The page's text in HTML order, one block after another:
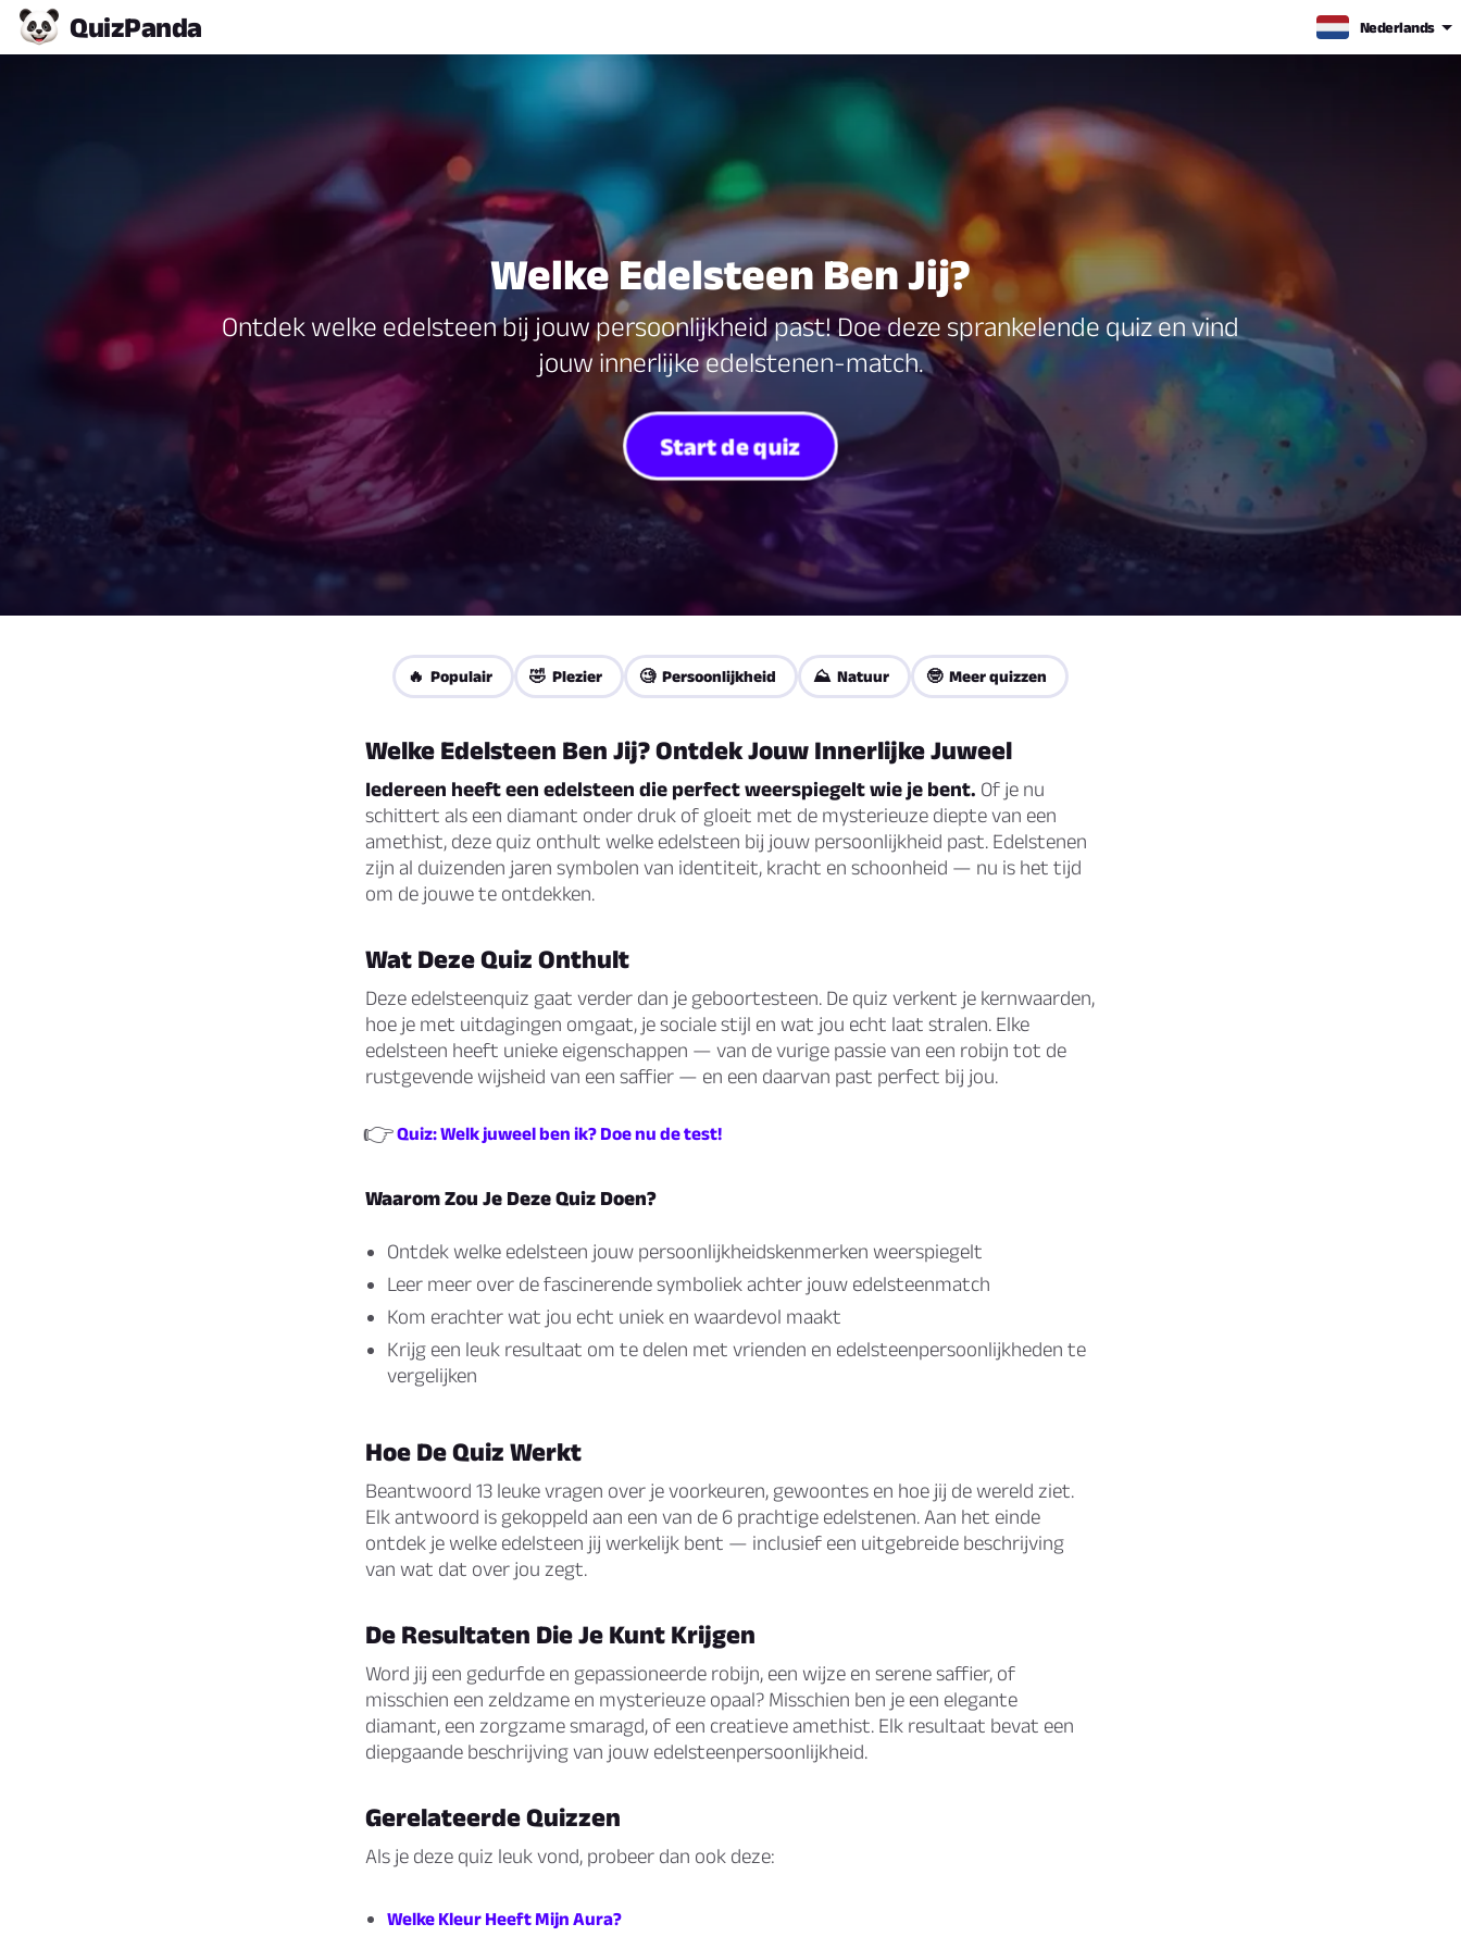
QuizPanda Nederlands
Welke Edelsteen Ben Jij?
Ontdek welke edelsteen bij jouw persoonlijkheid past! Doe deze sprankelende quiz en vind
jouw innerlijke edelstenen-match.
Start de quiz
🔥 Populair 🤣 Plezier 🧐 Persoonlijkheid ⛰️ Natuur 🤓 Meer quizzen
Welke Edelsteen Ben Jij? Ontdek Jouw Innerlijke Juweel
Iedereen heeft een edelsteen die perfect weerspiegelt wie je bent. Of je nu
schittert als een diamant onder druk of gloeit met de mysterieuze diepte van een
amethist, deze quiz onthult welke edelsteen bij jouw persoonlijkheid past. Edelstenen
zijn al duizenden jaren symbolen van identiteit, kracht en schoonheid — nu is het tijd
om de jouwe te ontdekken.
Wat Deze Quiz Onthult
Deze edelsteenquiz gaat verder dan je geboortesteen. De quiz verkent je kernwaarden,
hoe je met uitdagingen omgaat, je sociale stijl en wat jou echt laat stralen. Elke
edelsteen heeft unieke eigenschappen — van de vurige passie van een robijn tot de
rustgevende wijsheid van een saffier — en een daarvan past perfect bij jou.
👉Quiz: Welk juweel ben ik? Doe nu de test!
Waarom Zou Je Deze Quiz Doen?
Ontdek welke edelsteen jouw persoonlijkheidskenmerken weerspiegelt
Leer meer over de fascinerende symboliek achter jouw edelsteenmatch
Kom erachter wat jou echt uniek en waardevol maakt
Krijg een leuk resultaat om te delen met vrienden en edelsteenpersoonlijkheden te
vergelijken
Hoe De Quiz Werkt
Beantwoord 13 leuke vragen over je voorkeuren, gewoontes en hoe jij de wereld ziet.
Elk antwoord is gekoppeld aan een van de 6 prachtige edelstenen. Aan het einde
ontdek je welke edelsteen jij werkelijk bent — inclusief een uitgebreide beschrijving
van wat dat over jou zegt.
De Resultaten Die Je Kunt Krijgen
Word jij een gedurfde en gepassioneerde robijn, een wijze en serene saffier, of
misschien een zeldzame en mysterieuze opaal? Misschien ben je een elegante
diamant, een zorgzame smaragd, of een creatieve amethist. Elk resultaat bevat een
diepgaande beschrijving van jouw edelsteenpersoonlijkheid.
Gerelateerde Quizzen
Als je deze quiz leuk vond, probeer dan ook deze:
Welke Kleur Heeft Mijn Aura?